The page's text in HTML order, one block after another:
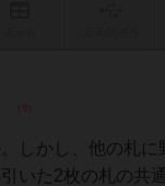
しかし、他の札に
いた2枚の札の共